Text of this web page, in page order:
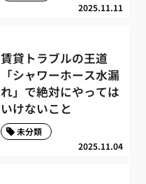
2025.11.11
賃貸トラブルの王道
「シャワーホース水漏
れ」で絶対にやっては
いけないこと
2025.11.04
未分類